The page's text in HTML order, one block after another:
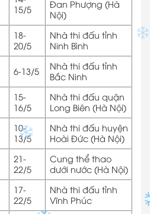
15/5
Đan Phượng (Hà
Nội)
18-
20/5
Nhà thi đấu tỉnh
Ninh Bình
6-13/5
Nhà thi đấu tỉnh
Bắc Ninh
15-
16/5
Nhà thi đấu quận
Long Biên (Hà Nội)
10-
13/5
Nhà thi đấu huyện
Hoài Đức (Hà Nội)
21-
22/5
Cung thể thao
dưới nước (Hà Nội)
17-
22/5
Nhà thi đấu tỉnh
Vĩnh Phúc